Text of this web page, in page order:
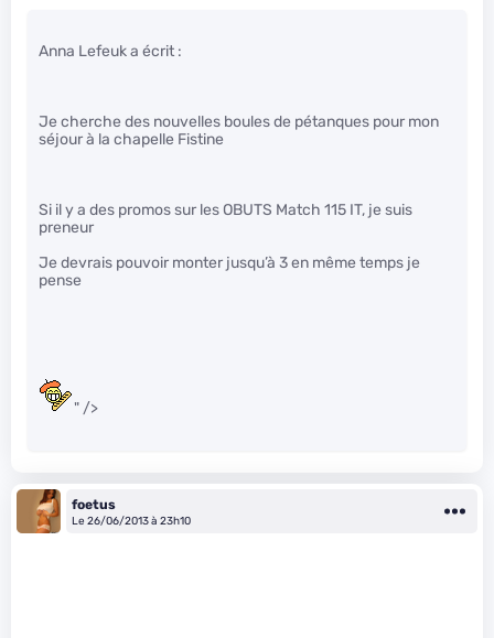
Anna Lefeuk a écrit :
Je cherche des nouvelles boules de pétanques pour mon
séjour à la chapelle Fistine
Si il y a des promos sur les OBUTS Match 115 IT, je suis
preneur
Je devrais pouvoir monter jusqu’à 3 en même temps je
pense
" />
foetus
Le 26/06/2013 à 23h10